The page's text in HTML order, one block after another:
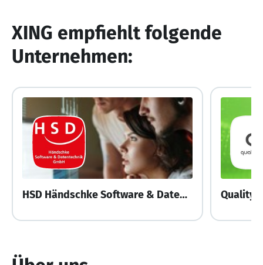
XING empfiehlt folgende
Unternehmen:
HSD Händschke Software & Datentechnik GmbH